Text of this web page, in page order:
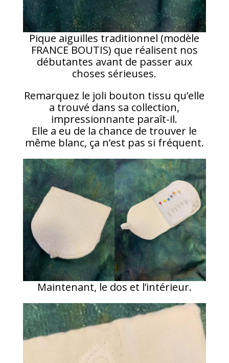
Pique aiguilles traditionnel (modèle
FRANCE BOUTIS) que réalisent nos
débutantes avant de passer aux
choses sérieuses.
Remarquez le joli bouton tissu qu’elle
a trouvé dans sa collection,
impressionnante paraît-il.
Elle a eu de la chance de trouver le
même blanc, ça n’est pas si fréquent.
Maintenant, le dos et l’intérieur.